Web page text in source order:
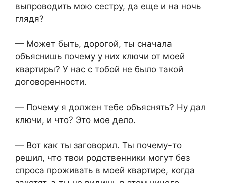
выпроводить мою сестру, да еще и на ночь
глядя?
— Может быть, дорогой, ты сначала
объяснишь почему у них ключи от моей
квартиры? У нас с тобой не было такой
договоренности.
— Почему я должен тебе объяснять? Ну дал
ключи, и что? Это мое дело.
— Вот как ты заговорил. Ты почему-то
решил, что твои родственники могут без
спроса проживать в моей квартире, когда